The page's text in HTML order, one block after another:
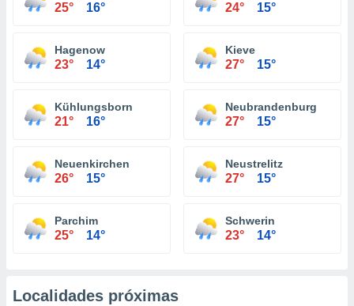
25° 16° 24° 15°
Hagenow
23° 14°
Kieve
27° 15°
Kühlungsborn
21° 16°
Neubrandenburg
27° 15°
Neuenkirchen
26° 15°
Neustrelitz
27° 15°
Parchim
25° 14°
Schwerin
23° 14°
Localidades próximas